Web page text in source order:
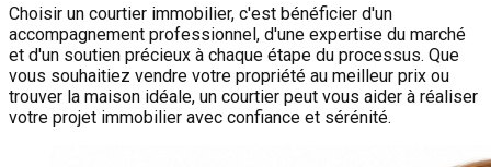
Choisir un courtier immobilier, c'est bénéficier d'un
accompagnement professionnel, d'une expertise du marché
et d'un soutien précieux à chaque étape du processus. Que
vous souhaitiez vendre votre propriété au meilleur prix ou
trouver la maison idéale, un courtier peut vous aider à réaliser
votre projet immobilier avec confiance et sérénité.